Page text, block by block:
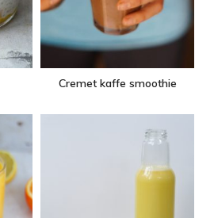
Cremet kaffe smoothie